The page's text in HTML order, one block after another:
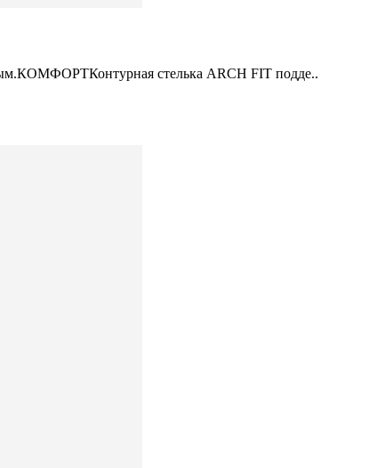
стелька ARCH FIT подде..